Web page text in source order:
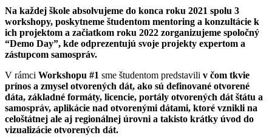
Na každej škole absolvujeme do konca roku 2021 spolu 3
workshopy, poskytneme študentom mentoring a konzultácie k
ich projektom a začiatkom roku 2022 zorganizujeme spoločný
“Demo Day”, kde odprezentujú svoje projekty expertom a
zástupcom samospráv.
V rámci Workshopu #1 sme študentom predstavili v čom tkvie
prínos a zmysel otvorených dát, ako sú definované otvorené
dáta, základné formáty, licencie, portály otvorených dát štátu a
samospráv, aplikácie nad otvorenými dátami, ktoré vznikli na
celoštátnej ale aj regionálnej úrovni a takisto krátky úvod do
vizualizácie otvorených dát.